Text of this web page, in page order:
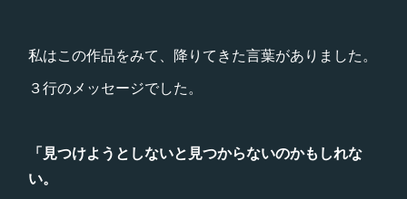
私はこの作品をみて、降りてきた言葉がありました。
３行のメッセージでした。
「見つけようとしないと見つからないのかもしれな
い。